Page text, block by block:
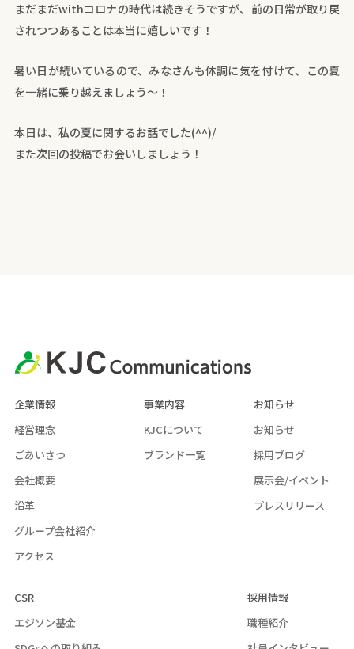
まだまだwithコロナの時代は続きそうですが、前の日常が取り戻
されつつあることは本当に嬉しいです！
暑い日が続いているので、みなさんも体調に気を付けて、この夏
を一緒に乗り越えましょう～！
本日は、私の夏に関するお話でした(^^)/
また次回の投稿でお会いしましょう！
企業情報
経営理念
ごあいさつ
会社概要
沿革
グループ会社紹介
アクセス
事業内容
KJCについて
ブランド一覧
お知らせ
お知らせ
採用ブログ
展示会/イベント
プレスリリース
CSR
エジソン基金
採用情報
職種紹介